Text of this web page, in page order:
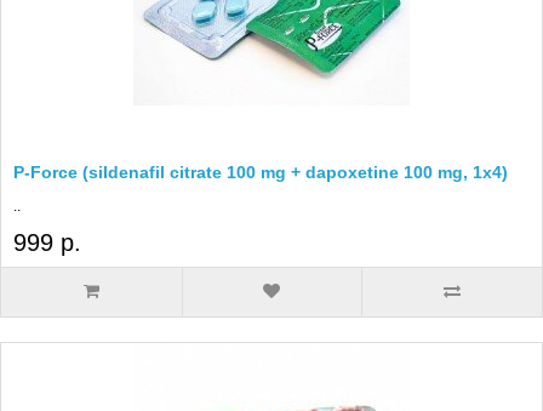
P-Force (sildenafil citrate 100 mg + dapoxetine 100 mg, 1x4)
..
999 р.